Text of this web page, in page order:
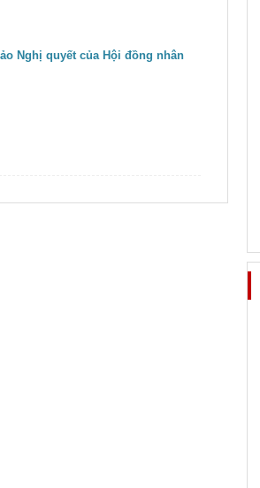
Nghị quyết của Hội đồng nhân